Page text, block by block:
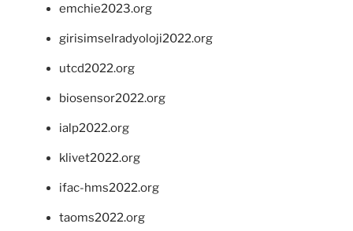
emchie2023.org
girisimselradyoloji2022.org
utcd2022.org
biosensor2022.org
ialp2022.org
klivet2022.org
ifac-hms2022.org
taoms2022.org